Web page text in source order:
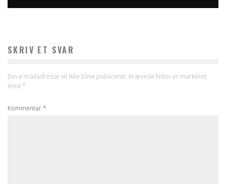
SKRIV ET SVAR
Din e-mailadresse vil ikke blive publiceret. Krævede felter er markeret
med *
Kommentar*